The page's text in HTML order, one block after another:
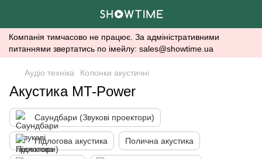
Компанія тимчасово не працює. За адміністративними
питаннями звертатись по імейлу: sales@showtime.ua
Аудіо техніка Колонки акустичні
Акустика MT-Power
Саундбари (Звукові проектори)
Підлогова акустика Полична акустика